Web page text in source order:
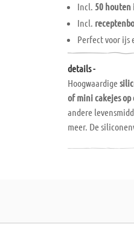
Incl. 50 houten
Incl.
Perfect voor ijs
details -
Hoogwaardige
of mini cakejes op
andere
meer. De